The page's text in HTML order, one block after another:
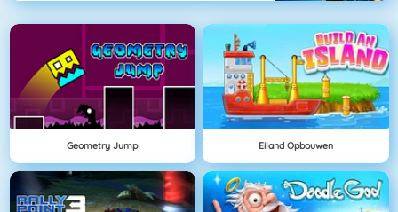
Geometry Jump Eiland Opbouwen